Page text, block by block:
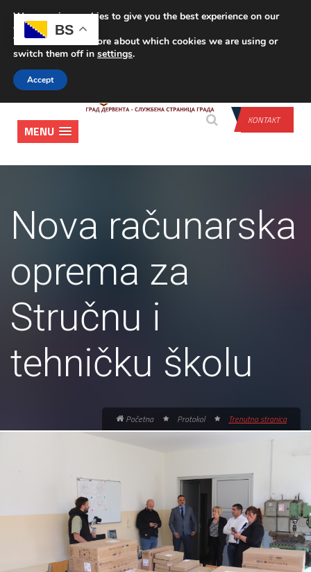
PRIJAVA
KONTAKT
MENU
Nova računarska
oprema za
Stručnu i
tehničku školu
Početna Protokol Trenutna stranica
BS
We are using cookies to give you the best experience on our
website.
You can find out more about which cookies we are using or
switch them off in settings.
Accept